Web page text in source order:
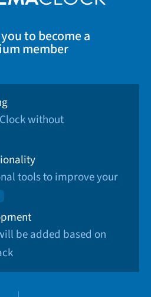
to become a
member
without
tools to improve your
be added based on